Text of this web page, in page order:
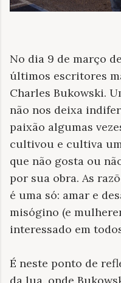
No dia 9 de março
últimos escritores
Charles Bukowski.
não nos deixa
paixão algumas
cultivou e cultiva
que não gosta ou
por sua obra. As
é uma só: amar e
misógino (e
interessado em
É neste ponto de
da lua, onde